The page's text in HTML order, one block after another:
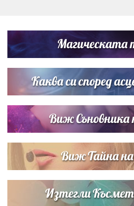
Димов издадоха своето любимо
Дъщерята на Тодор Батков вдигна
Братя Аргирови я изненадаха с
Магическата
Каква си според
Виж Съновника
Виж Тайна на
Изтегли